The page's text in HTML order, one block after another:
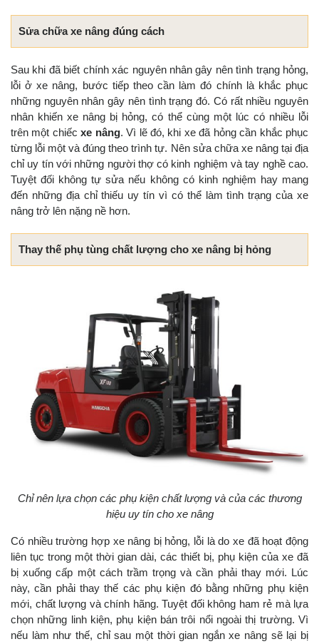
Sửa chữa xe nâng đúng cách
Sau khi đã biết chính xác nguyên nhân gây nên tình trạng hỏng,
lỗi ở xe nâng, bước tiếp theo cần làm đó chính là khắc phục
những nguyên nhân gây nên tình trạng đó. Có rất nhiều nguyên
nhân khiến xe nâng bị hỏng, có thể cùng một lúc có nhiều lỗi
trên một chiếcxe nâng. Vì lẽ đó, khi xe đã hỏng cần khắc phục
từng lỗi một và đúng theo trình tự. Nên sửa chữa xe nâng tại địa
chỉ uy tín với những người thợ có kinh nghiệm và tay nghề cao.
Tuyệt đối không tự sửa nếu không có kinh nghiệm hay mang
đến những địa chỉ thiếu uy tín vì có thể làm tình trạng của xe
nâng trở lên nặng nề hơn.
Thay thế phụ tùng chất lượng cho xe nâng bị hỏng
Chỉ nên lựa chọn các phụ kiện chất lượng và của các thương
hiệu uy tín cho xe nâng
Có nhiều trường hợp xe nâng bị hỏng, lỗi là do xe đã hoạt động
liên tục trong một thời gian dài, các thiết bị, phụ kiện của xe đã
bị xuống cấp một cách trầm trọng và cần phải thay mới. Lúc
này, cần phải thay thế các phụ kiện đó bằng những phụ kiện
mới, chất lượng và chính hãng. Tuyệt đối không ham rẻ mà lựa
chọn những linh kiện, phụ kiện bán trôi nổi ngoài thị trường. Vì
nếu làm như thế, chỉ sau một thời gian ngắn xe nâng sẽ lại bị